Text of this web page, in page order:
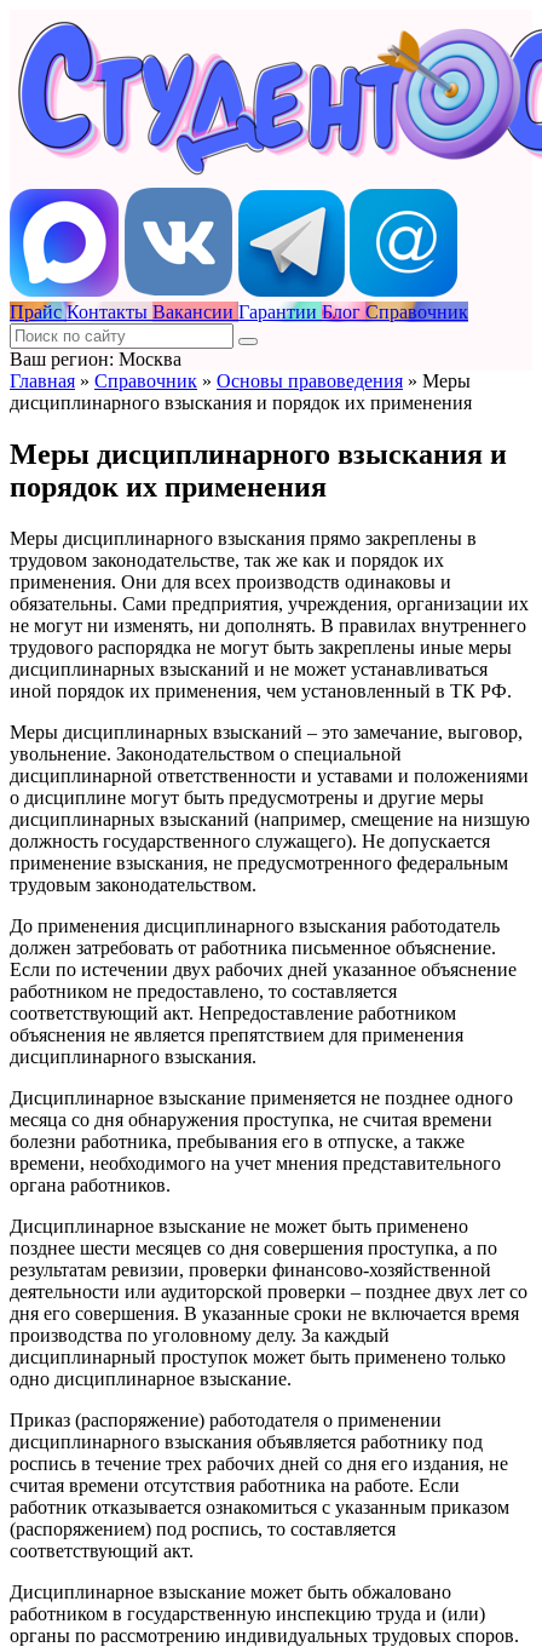
Прайс Контакты Вакансии Гарантии Блог Справочник
Ваш регион: Москва
Главная » Справочник » Основы правоведения » Меры
дисциплинарного взыскания и порядок их применения
Меры дисциплинарного взыскания и
порядок их применения
Меры дисциплинарного взыскания прямо закреплены в
трудовом законодательстве, так же как и порядок их
применения. Они для всех производств одинаковы и
обязательны. Сами предприятия, учреждения, организации их
не могут ни изменять, ни дополнять. В правилах внутреннего
трудового распорядка не могут быть закреплены иные меры
дисциплинарных взысканий и не может устанавливаться
иной порядок их применения, чем установленный в ТК РФ.
Меры дисциплинарных взысканий – это замечание, выговор,
увольнение. Законодательством о специальной
дисциплинарной ответственности и уставами и положениями
о дисциплине могут быть предусмотрены и другие меры
дисциплинарных взысканий (например, смещение на низшую
должность государственного служащего). Не допускается
применение взыскания, не предусмотренного федеральным
трудовым законодательством.
До применения дисциплинарного взыскания работодатель
должен затребовать от работника письменное объяснение.
Если по истечении двух рабочих дней указанное объяснение
работником не предоставлено, то составляется
соответствующий акт. Непредоставление работником
объяснения не является препятствием для применения
дисциплинарного взыскания.
Дисциплинарное взыскание применяется не позднее одного
месяца со дня обнаружения проступка, не считая времени
болезни работника, пребывания его в отпуске, а также
времени, необходимого на учет мнения представительного
органа работников.
Дисциплинарное взыскание не может быть применено
позднее шести месяцев со дня совершения проступка, а по
результатам ревизии, проверки финансово-хозяйственной
деятельности или аудиторской проверки – позднее двух лет со
дня его совершения. В указанные сроки не включается время
производства по уголовному делу. За каждый
дисциплинарный проступок может быть применено только
одно дисциплинарное взыскание.
Приказ (распоряжение) работодателя о применении
дисциплинарного взыскания объявляется работнику под
роспись в течение трех рабочих дней со дня его издания, не
считая времени отсутствия работника на работе. Если
работник отказывается ознакомиться с указанным приказом
(распоряжением) под роспись, то составляется
соответствующий акт.
Дисциплинарное взыскание может быть обжаловано
работником в государственную инспекцию труда и (или)
органы по рассмотрению индивидуальных трудовых споров.